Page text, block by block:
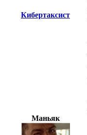
Кибертаксист
Маньяк